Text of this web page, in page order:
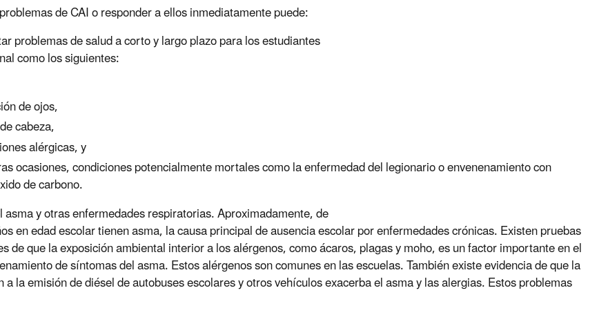
de CAI o responder a ellos inmediatamente puede:
problemas de salud a corto y largo plazo para los estudiantes
como los siguientes:
de ojos,
cabeza,
alérgicas, y
ocasiones, condiciones potencialmente mortales como la enfermedad del legionario o envenenamiento con
de carbono.
asma y otras enfermedades respiratorias. Aproximadamente, de
en edad escolar tienen asma, la causa principal de ausencia escolar por enfermedades crónicas. Existen pruebas
de que la exposición ambiental interior a los alérgenos, como ácaros, plagas y moho, es un factor importante en el
de síntomas del asma. Estos alérgenos son comunes en las escuelas. También existe evidencia de que la
a la emisión de diésel de autobuses escolares y otros vehículos exacerba el asma y las alergias. Estos problemas